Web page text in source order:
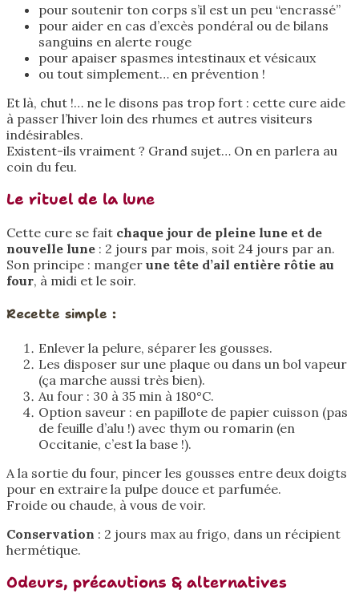
pour soutenir ton corps s’il est un peu “encrassé”
pour aider en cas d’excès pondéral ou de bilans
sanguins en alerte rouge
pour apaiser spasmes intestinaux et vésicaux
ou tout simplement… en prévention !
Et là, chut !… ne le disons pas trop fort : cette cure aide
à passer l’hiver loin des rhumes et autres visiteurs
indésirables.
Existent-ils vraiment ? Grand sujet… On en parlera au
coin du feu.
Le rituel de la lune
Cette cure se fait chaque jour de pleine lune et de
nouvelle lune : 2 jours par mois, soit 24 jours par an.
Son principe : manger une tête d’ail entière rôtie au
four, à midi et le soir.
Recette simple :
Enlever la pelure, séparer les gousses.
Les disposer sur une plaque ou dans un bol vapeur
(ça marche aussi très bien).
Au four : 30 à 35 min à 180°C.
Option saveur : en papillote de papier cuisson (pas
de feuille d’alu !) avec thym ou romarin (en
Occitanie, c’est la base !).
A la sortie du four, pincer les gousses entre deux doigts
pour en extraire la pulpe douce et parfumée.
Froide ou chaude, à vous de voir.
Conservation : 2 jours max au frigo, dans un récipient
hermétique.
Odeurs, précautions & alternatives